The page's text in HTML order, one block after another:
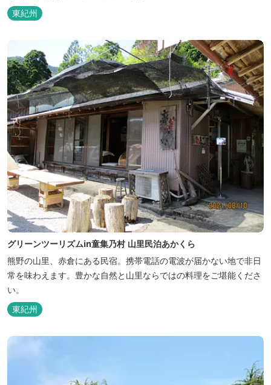
東紀州
グリーンツーリズムin童集乃村 山里民泊あかくら
熊野の山里、赤倉にある民宿。携帯電話の電波が届かない地で非日
常を味わえます。豊かな自然と山里ならではの料理をご堪能くださ
い。
東紀州